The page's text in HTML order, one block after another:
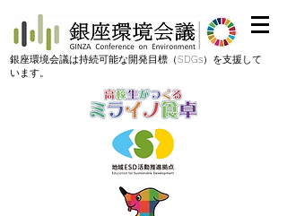
​銀座環境会議は持続可能な開発目標（SDGs）を支援して
います。